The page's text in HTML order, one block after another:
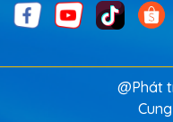
Bảo vệ
bằng
chăm sóc
@Phát